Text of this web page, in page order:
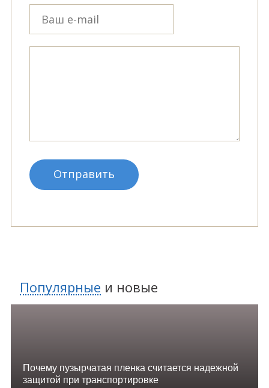
Популярные и новые
Почему пузырчатая пленка считается надежной
защитой при транспортировке